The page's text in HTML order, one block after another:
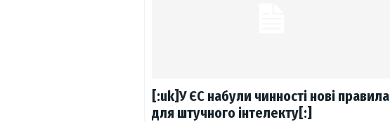
[:uk]У ЄС набули чинності нові правила
для штучного інтелекту[:]